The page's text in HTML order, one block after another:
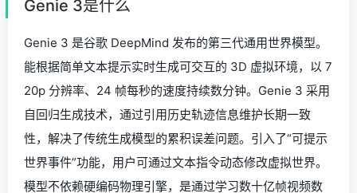
Genie 3是什么
Genie 3 是谷歌 DeepMind 发布的第三代通用世界模型。
能根据简单文本提示实时生成可交互的 3D 虚拟环境，以 7
20p 分辨率、24 帧每秒的速度持续数分钟。Genie 3 采用
自回归生成技术，通过引用历史轨迹信息维护长期一致
性，解决了传统生成模型的累积误差问题。引入了“可提示
世界事件”功能，用户可通过文本指令动态修改虚拟世界。
模型不依赖硬编码物理引擎，是通过学习数十亿帧视频数